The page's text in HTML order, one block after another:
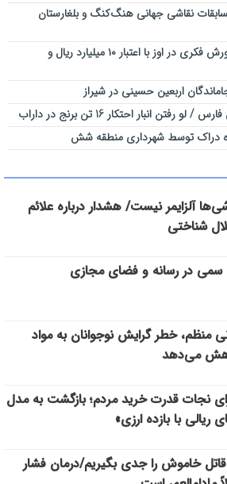
نقاشی جهانی هنگ‌کنگ و بلغارستان
افتتاح واحد سیار کانون پرورش فکری در اوز با اعتبار ۱۰ میلیارد ریال و
اربعین حسینی در شیراز
انبار احتکار 16 تن برنج در داراب
دراک توسط شهرداری منطقه شش
آلزایمر نیست/ هشدار درباره علائم
شناختی
در رسانه و فضای مجازی
منظم، خطر گرایش نوجوانان به مواد
می‌دهد
نجات قدرت خرید مردم؛ بازگشت به مدل
با بازده ارزی»
خاموش را جدی بگیریم/درمان فشار